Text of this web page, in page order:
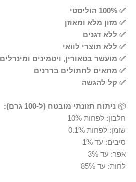
✅ 100% הוליסטי
✅ מזון מלא ומאוזן
✅ ללא דגנים
✅ ללא תוצרי לוואי
✅ מועשר בטאורין, ויטמינים ומינרלים
✅ מתאים לחתולים בררנים
✅ קל להגשה
📦 ניתוח תזונתי מובטח (ל-100 גרם):
חלבון: לפחות 10%
שומן: לפחות 0.1%
סיבים: עד 1%
אפר: עד 3%
לחות: עד 85%